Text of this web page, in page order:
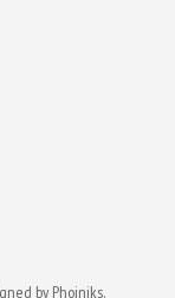
by Phoiniks.